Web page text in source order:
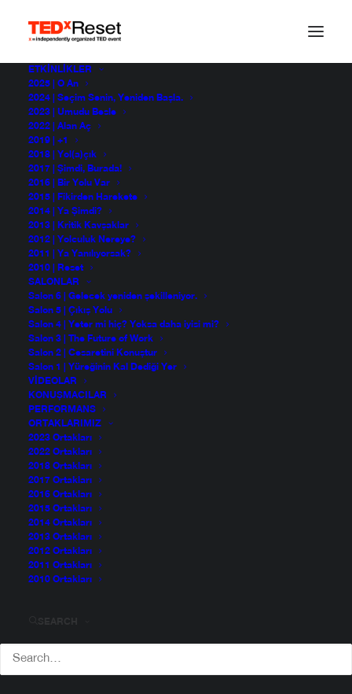
ETKINLIKLER
2025 | O An
2024 | Seçim Senin, Yeniden Başla.
2023 | Umudu Besle
2022 | Alan Aç
2019 | +1
2018 | Yol(a)çık
2017 | Şimdi, Burada!
2016 | Bir Yolu Var
2015 | Fikirden Harekete
2014 | Ya Şimdi?
2013 | Kritik Kavşaklar
2012 | Yolculuk Nereye?
2011 | Ya Yanılıyorsak?
2010 | Reset
SALONLAR
Salon 6 | Gelecek yeniden şekilleniyor.
Salon 5 | Çıkış Yolu
Salon 4 | Yeter mi hiç? Yoksa daha iyisi mi?
Salon 3 | The Future of Work
Salon 2 | Cesaretini Konuştur
Salon 1 | Yüreğinin Kal Dediği Yer
VIDEOLAR
KONUŞMACILAR
PERFORMANS
ORTAKLARIMIZ
2023 Ortakları
2022 Ortakları
2018 Ortakları
2017 Ortakları
2016 Ortakları
2015 Ortakları
2014 Ortakları
2013 Ortakları
2012 Ortakları
2011 Ortakları
2010 Ortakları
Rezzan Hasoglu, Londra merkezli bir ürün tasarımcısıdır.
Royal College of Art’dan mezun olduktan sonra Studio